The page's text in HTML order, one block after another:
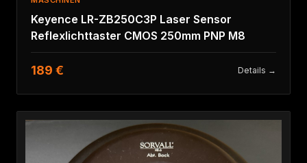
Keyence LR-ZB250C3P Laser Sensor
Reflexlichttaster CMOS 250mm PNP M8
189 € Details →